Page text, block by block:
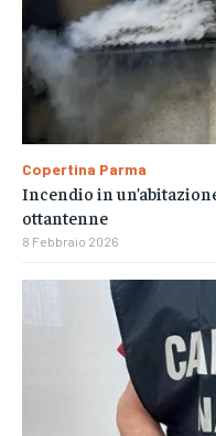
Copertina Parma
Incendio in
ottantenne
8 Febbraio 2026